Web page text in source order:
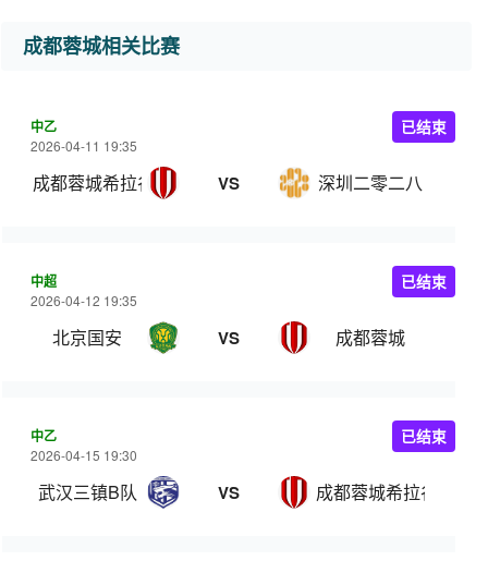
成都蓉城相关比赛
中乙
2026-04-11 19:35
成都蓉城希拉谷 VS 深圳二零二八
已结束
中超
2026-04-12 19:35
北京国安 VS 成都蓉城
已结束
中乙
2026-04-15 19:30
武汉三镇B队 VS 成都蓉城希拉谷
已结束